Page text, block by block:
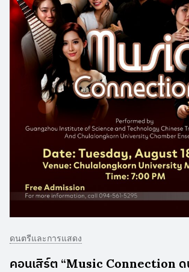
ดนตรีและการแสดง
คอนเสิร์ต “Music Connection